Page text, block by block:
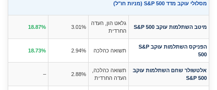
מסלולי עוקב מדד S&P 500 (מניות חו"ל)
מיטב השתלמות עוקב S&P 500
גלאט הון, העדה
החרדית
3.01%
18.87%
הפניקס השתלמות עוקב S&P
500
תשואה כהלכה 2.94%
18.73%
אלטשולר שחם השתלמות עוקב
S&P 500
תשואה כהלכה,
העדה החרדית
2.88%
–